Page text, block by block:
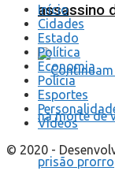
assassino
Início
Cidades
Estado
Política
Economia
Polícia
Esportes
Videos
© 2020 -